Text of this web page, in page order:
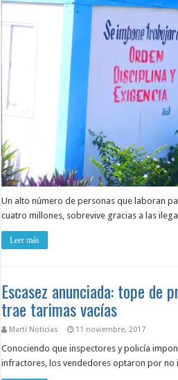
Un alto número de personas que laboran
cuatro millones, sobrevive gracias a las
Leer más
Escasez anunciada: tope de
trae tarimas vacías
Martí Noticias 11 noviembre, 2017
Conociendo que inspectores y policía
infractores, los vendedores optaron por